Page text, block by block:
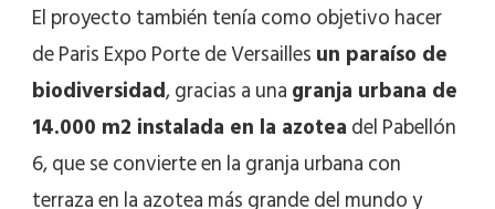
El proyecto también tenía como objetivo hacer
de Paris Expo Porte de Versaillesun paraíso de
biodiversidad, gracias a unagranja urbana de
14.000 m2 instalada en la azoteadel Pabellón
6, que se convierte en la granja urbana con
terraza en la azotea más grande del mundo y